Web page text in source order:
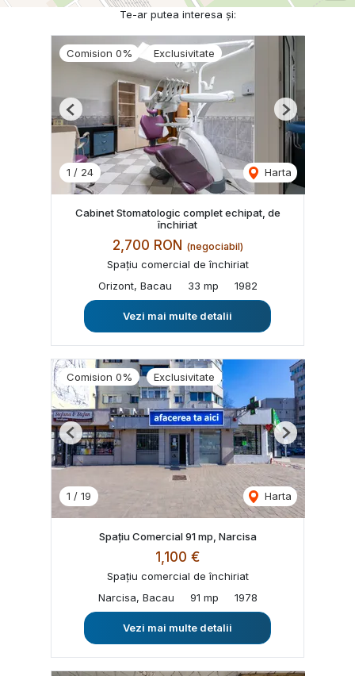
Te-ar putea interesa și:
Comision 0% Exclusivitate
1 / 24 Harta
Previous Next
Cabinet Stomatologic complet echipat, de
închiriat
2,700 RON (negociabil)
Spațiu comercial de închiriat
Orizont, Bacau
33 mp 1982
Vezi mai multe detalii
Comision 0% Exclusivitate
1 / 19 Harta
Previous Next
Spațiu Comercial 91 mp, Narcisa
1,100 €
Spațiu comercial de închiriat
Narcisa, Bacau
91 mp 1978
Vezi mai multe detalii